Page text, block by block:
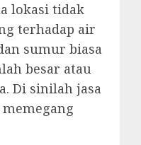
lokasi tidak
terhadap air
sumur biasa
besar atau
Di sinilah jasa